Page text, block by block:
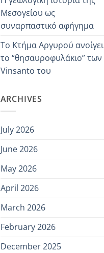
Μεσογείου ως
συναρπαστικό αφήγημα
Το Κτήμα Αργυρού ανοίγει
το “θησαυροφυλάκιο” των
Vinsanto του
ARCHIVES
July 2026
June 2026
May 2026
April 2026
March 2026
February 2026
December 2025